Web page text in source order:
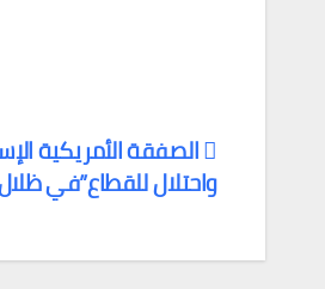
تصفّح
المقالات
الصفقة الأمريكية
واحتلال للقطاع”في ظلال